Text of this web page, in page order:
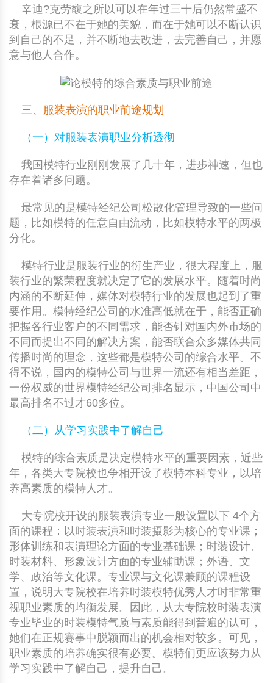
辛迪?克劳馥之所以可以在年过三十后仍然常盛不
衰，根源已不在于她的美貌，而在于她可以不断认识
到自己的不足，并不断地去改进，去完善自己，并愿
意与他人合作。
三、服装表演的职业前途规划
（一）对服装表演职业分析透彻
我国模特行业刚刚发展了几十年，进步神速，但也
存在着诸多问题。
最常见的是模特经纪公司松散化管理导致的一些问
题，比如模特的任意自由流动，比如模特水平的两极
分化。
模特行业是服装行业的衍生产业，很大程度上，服
装行业的繁荣程度就决定了它的发展水平。随着时尚
内涵的不断延伸，媒体对模特行业的发展也起到了重
要作用。模特经纪公司的水准高低就在于，能否正确
把握各行业客户的不同需求，能否针对国内外市场的
不同而提出不同的解决方案，能否联合众多媒体共同
传播时尚的理念，这些都是模特公司的综合水平。不
得不说，国内的模特公司与世界一流还有相当差距，
一份权威的世界模特经纪公司排名显示，中国公司中
最高排名不过才60多位。
（二）从学习实践中了解自己
模特的综合素质是决定模特水平的重要因素，近些
年，各类大专院校也争相开设了模特本科专业，以培
养高素质的模特人才。
大专院校开设的服装表演专业一般设置以下 4个方
面的课程：以时装表演和时装摄影为核心的专业课；
形体训练和表演理论方面的专业基础课；时装设计、
时装材料、形象设计方面的专业辅助课；外语、文
学、政治等文化课。专业课与文化课兼顾的课程设
置，说明大专院校在培养时装模特优秀人才时非常重
视职业素质的均衡发展。因此，从大专院校时装表演
专业毕业的时装模特气质与素质能得到普遍的认可，
她们在正规赛事中脱颖而出的机会相对较多。可见，
职业素质的培养确实很有必要。模特们更应该努力从
学习实践中了解自己，提升自己。